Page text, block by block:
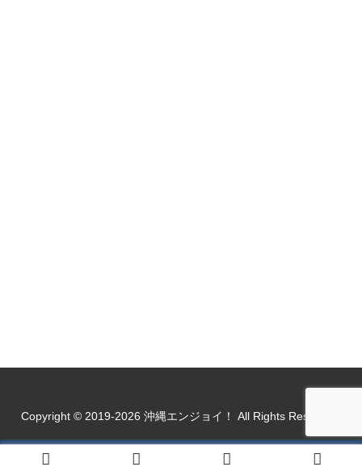
Copyright © 2019-2026 沖縄エンジョイ！ All Rights Reserved.